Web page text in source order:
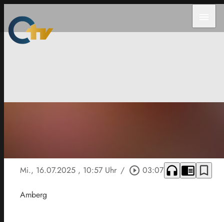
Mi., 16.07.2025 , 10:57 Uhr / play_circle_outline 03:07 headphones chrome_reader_mode bookmark_border
Amberg